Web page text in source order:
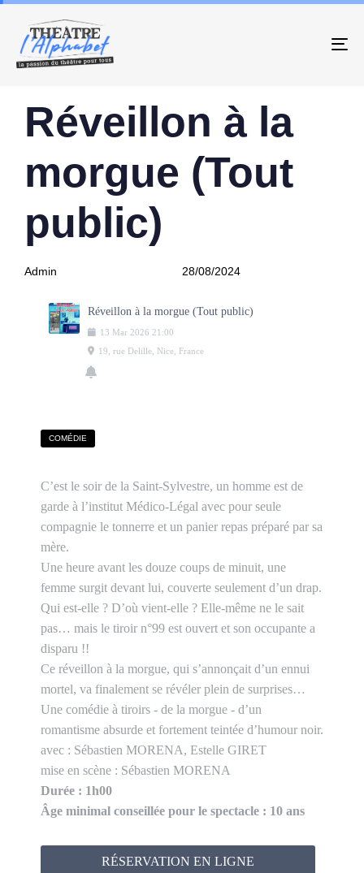
IN:
Réveillon à la
morgue (Tout
public)
Admin
on:
28/08/2024
Réveillon à la morgue (Tout public)
13 Mar 2026 21:00
19, rue Delille, Nice, France
COMÉDIE
C’est le soir de la Saint-Sylvestre, un homme est de
garde à l’institut Médico-Légal avec pour seule
compagnie le tonnerre et un panier repas préparé par sa
mère.
Une heure avant les douze coups de minuit, une
femme surgit devant lui, couverte seulement d’un drap.
Qui est-elle ? D’où vient-elle ? Elle-même ne le sait
pas… mais le tiroir n°99 est ouvert et son occupante a
disparu !!
Ce réveillon à la morgue, qui s’annonçait d’un ennui
mortel, va finalement se révéler plein de surprises…
Une comédie à tiroirs - de la morgue - d’un
romantisme absurde et fortement teintée d’humour noir.
avec : Sébastien MORENA, Estelle GIRET
mise en scène : Sébastien MORENA
Durée : 1h00
Âge minimal conseillée pour le spectacle : 10 ans
RÉSERVATION EN LIGNE